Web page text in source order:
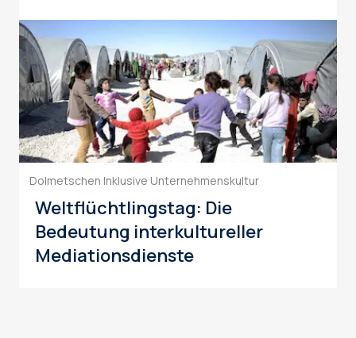
Dolmetschen Inklusive Unternehmenskultur
Weltflüchtlingstag: Die
Bedeutung interkultureller
Mediationsdienste